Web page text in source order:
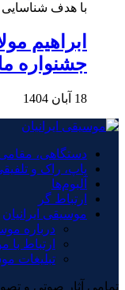
با هدف شناسایی
ابراهیم
جشنواره
18 آبان 1404
دستگاهی،
پاپ، راک و
آلبوم‌ها
ارتباط گر
موسیقی ایرانیان
درباره
ارتباط با
تبلیغات
تمامی آثار صوتی و